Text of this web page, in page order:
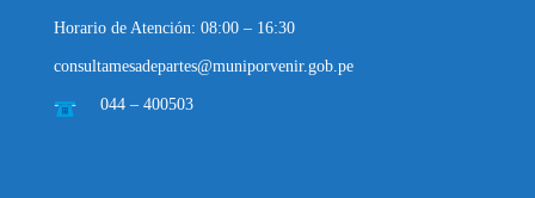
Horario de Atención: 08:00 – 16:30
consultamesadepartes@muniporvenir.gob.pe
044 – 400503